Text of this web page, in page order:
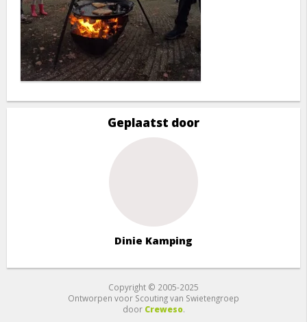
Geplaatst door
Dinie Kamping
Copyright © 2005-2025
Ontworpen voor Scouting van Swietengroep
door Creweso.